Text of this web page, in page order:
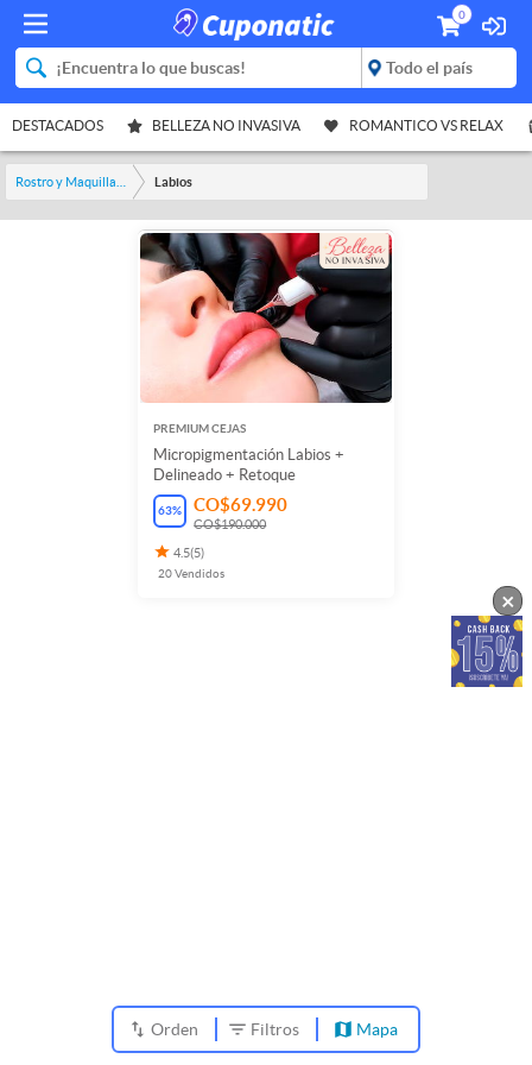
0
DESTACADOS BELLEZA NO INVASIVA ROMANTICO VS RELAX
Labios
PREMIUM CEJAS
Micropigmentación Labios +
Delineado + Retoque
63% CO$69.990
CO$190.000
4.5(5)
20Vendidos
Orden Filtros Mapa
×